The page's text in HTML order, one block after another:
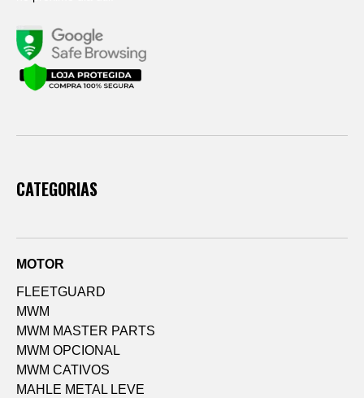
CATEGORIAS
MOTOR
FLEETGUARD
MWM
MWM MASTER PARTS
MWM OPCIONAL
MWM CATIVOS
MAHLE METAL LEVE